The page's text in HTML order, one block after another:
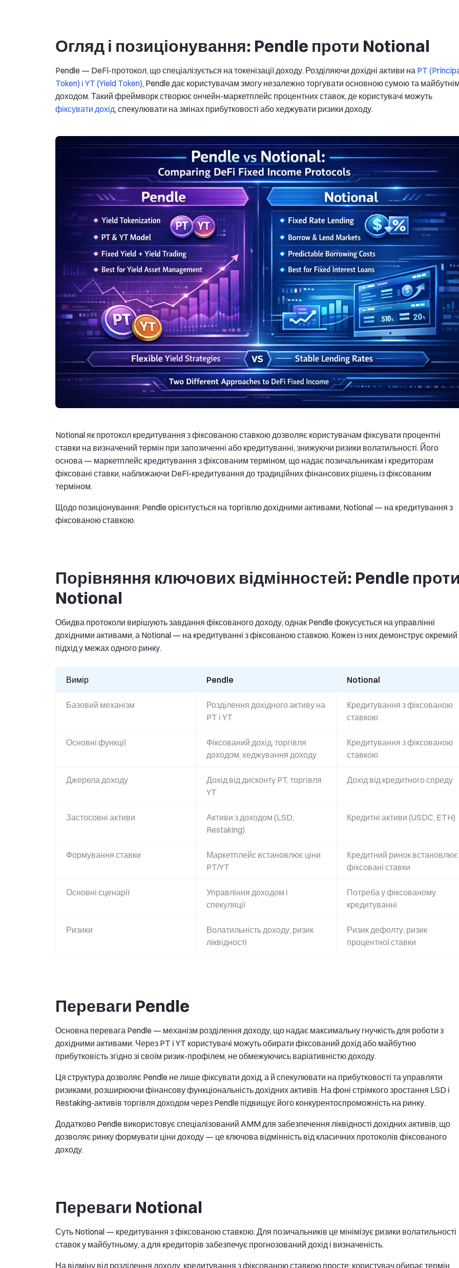
Огляд і позиціонування: Pendle проти Notional
Pendle — DeFi-протокол, що спеціалізується на токенізації доходу. Розділяючи дохідні активи на PT
Token) і YT (Yield Token), Pendle дає користувачам змогу незалежно торгувати основною сумою та
доходом. Такий фреймворк створює ончейн-маркетплейс процентних ставок, де користувачі можуть
фіксувати дохід, спекулювати на змінах прибутковості або хеджувати ризики доходу.
Notional як протокол кредитування з фіксованою ставкою дозволяє користувачам фіксувати процентні
ставки на визначений термін при запозиченні або кредитуванні, знижуючи ризики волатильності. Його
основа — маркетплейс кредитування з фіксованим терміном, що надає позичальникам і кредиторам
фіксовані ставки, наближаючи DeFi-кредитування до традиційних фінансових рішень із фіксованим
терміном.
Щодо позиціонування: Pendle орієнтується на торгівлю дохідними активами, Notional — на кредитування з
фіксованою ставкою.
Порівняння ключових відмінностей: Pendle
Notional
Обидва протоколи вирішують завдання фіксованого доходу, однак Pendle фокусується на управлінні
дохідними активами, а Notional — на кредитуванні з фіксованою ставкою. Кожен із них демонструє окремий
підхід у межах одного ринку.
Вимір Pendle Notional
Базовий механізм
Розділення дохідного активу на
PT і YT
Кредитування з фіксованою
ставкою
Основні функції
Фіксований дохід, торгівля
доходом, хеджування доходу
Кредитування з фіксованою
ставкою
Джерела доходу
Дохід від дисконту PT, торгівля
YT
Дохід від кредитного спреду
Застосовні активи
Активи з доходом (LSD,
Restaking)
Кредитні активи (USDC, ETH)
Формування ставки
Маркетплейс встановлює ціни
PT/YT
Кредитний ринок встановлює
фіксовані ставки
Основні сценарії
Управління доходом і
спекуляції
Потреба у фіксованому
кредитуванні
Ризики
Волатильність доходу, ризик
ліквідності
Ризик дефолту, ризик
процентної ставки
Переваги Pendle
Основна перевага Pendle — механізм розділення доходу, що надає максимальну гнучкість для роботи з
дохідними активами. Через PT і YT користувачі можуть обирати фіксований дохід або майбутню
прибутковість згідно зі своїм ризик-профілем, не обмежуючись варіативністю доходу.
Ця структура дозволяє Pendle не лише фіксувати дохід, а й спекулювати на прибутковості та управляти
ризиками, розширюючи фінансову функціональність дохідних активів. На фоні стрімкого зростання LSD і
Restaking-активів торгівля доходом через Pendle підвищує його конкурентоспроможність на ринку.
Додатково Pendle використовує спеціалізований AMM для забезпечення ліквідності дохідних активів, що
дозволяє ринку формувати ціни доходу — це ключова відмінність від класичних протоколів фіксованого
доходу.
Переваги Notional
Суть Notional — кредитування з фіксованою ставкою. Для позичальників це мінімізує ризики волатильності
ставок у майбутньому, а для кредиторів забезпечує прогнозований дохід і визначеність.
На відміну від розділення доходу, кредитування з фіксованою ставкою просте: користувач обирає термін